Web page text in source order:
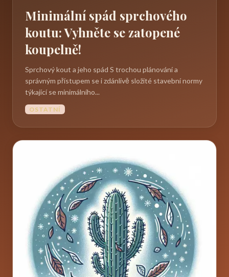
Minimální spád sprchového
koutu: Vyhněte se zatopené
koupelně!
Sprchový kout a jeho spád S trochou plánování a
správným přístupem se i zdánlivě složité stavební normy
týkající se minimálního...
OSTATNÍ